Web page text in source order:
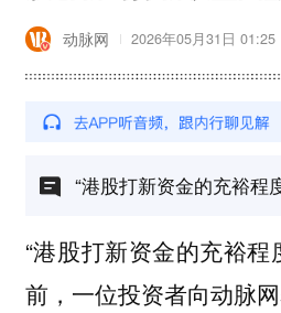
动脉网 2026年05月31日 01:25
“港股打新资金的充裕程
“港股打新资金的充裕程
前，一位投资者向动脉网